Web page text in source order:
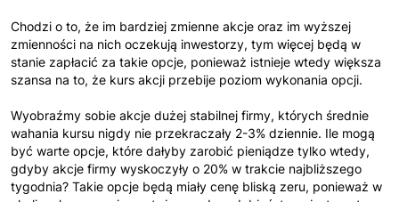
Chodzi o to, że im bardziej zmienne akcje oraz im wyższej
zmienności na nich oczekują inwestorzy, tym więcej będą w
stanie zapłacić za takie opcje, ponieważ istnieje wtedy większa
szansa na to, że kurs akcji przebije poziom wykonania opcji.
Wyobraźmy sobie akcje dużej stabilnej firmy, których średnie
wahania kursu nigdy nie przekraczały 2-3% dziennie. Ile mogą
być warte opcje, które dałyby zarobić pieniądze tylko wtedy,
gdyby akcje firmy wyskoczyły o 20% w trakcie najbliższego
tygodnia? Takie opcje będą miały cenę bliską zeru, ponieważ w